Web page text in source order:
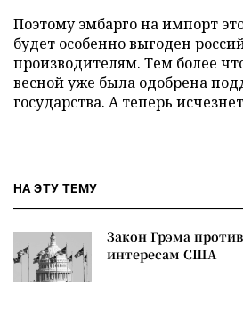
Поэтому эмбарго на импорт
будет особенно выгоден
производителям. Тем более
весной уже была одобрена
государства. А теперь
НА ЭТУ ТЕМУ
Закон Грэма
интересам США